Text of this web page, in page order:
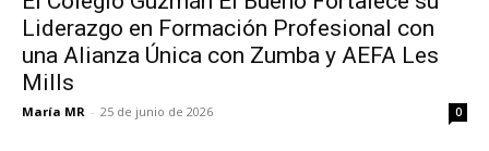
Liderazgo en Formación Profesional con
una Alianza Única con Zumba y AEFA Les
Mills
María MR - 25 de junio de 2026 0